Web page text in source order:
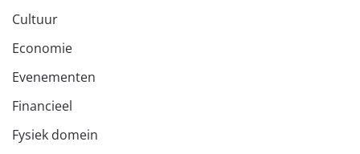
Cultuur
Economie
Evenementen
Financieel
Fysiek domein